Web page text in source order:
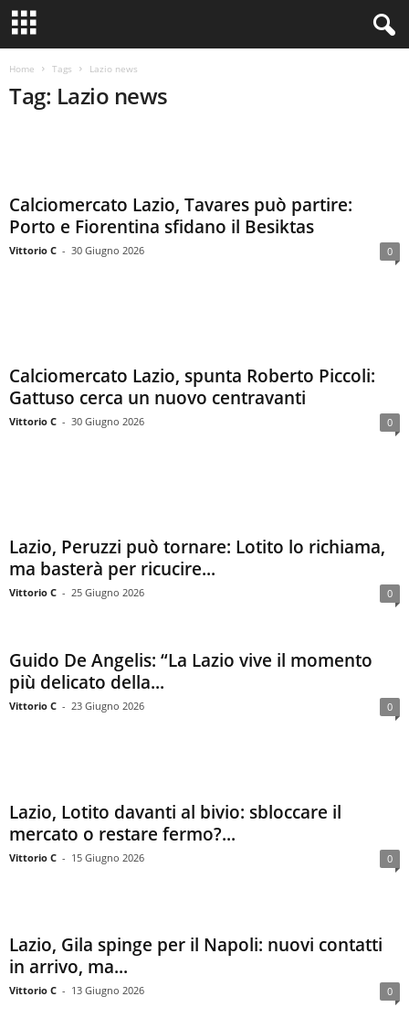
Home Tags Lazio news
Tag: Lazio news
Calciomercato Lazio, Tavares può partire:
Porto e Fiorentina sfidano il Besiktas
Vittorio C - 30 Giugno 2026 0
Calciomercato Lazio, spunta Roberto Piccoli:
Gattuso cerca un nuovo centravanti
Vittorio C - 30 Giugno 2026 0
Lazio, Peruzzi può tornare: Lotito lo richiama,
ma basterà per ricucire...
Vittorio C - 25 Giugno 2026 0
Guido De Angelis: “La Lazio vive il momento
più delicato della...
Vittorio C - 23 Giugno 2026 0
Lazio, Lotito davanti al bivio: sbloccare il
mercato o restare fermo?...
Vittorio C - 15 Giugno 2026 0
Lazio, Gila spinge per il Napoli: nuovi contatti
in arrivo, ma...
Vittorio C - 13 Giugno 2026 0